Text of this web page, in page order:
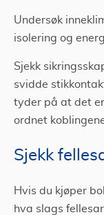
Undersøk
isolering og
Sjekk
svidde
tyder på at det
ordnet
Sjekk
Hvis du kjøper
hva slags